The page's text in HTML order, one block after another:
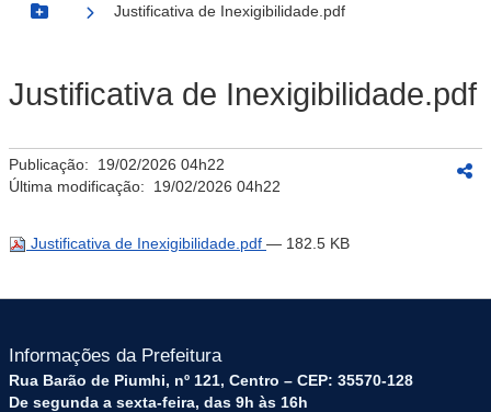
Botão Menu
Justificativa de Inexigibilidade.pdf
Justificativa de Inexigibilidade.pdf
Publicação: 19/02/2026 04h22
Última modificação: 19/02/2026 04h22
Justificativa de Inexigibilidade.pdf — 182.5 KB
Informações da Prefeitura
Rua Barão de Piumhi, nº 121, Centro – CEP: 35570-128
De segunda a sexta-feira, das 9h às 16h